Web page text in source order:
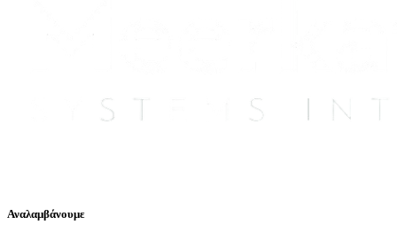
Αναλαμβάνουμε